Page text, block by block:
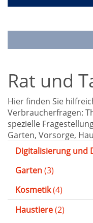
Rat und
Hier finden Sie
Verbraucherfragen:
spezielle
Garten, Vorsorge,
Digitalisierung und
Garten(3)
Kosmetik(4)
Haustiere(2)